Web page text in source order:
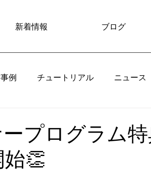
新着情報 ブログ
例 チュートリアル ニュース
プログラム特
👏